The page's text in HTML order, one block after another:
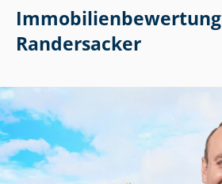
Immobilien­bewertung
Randersacker